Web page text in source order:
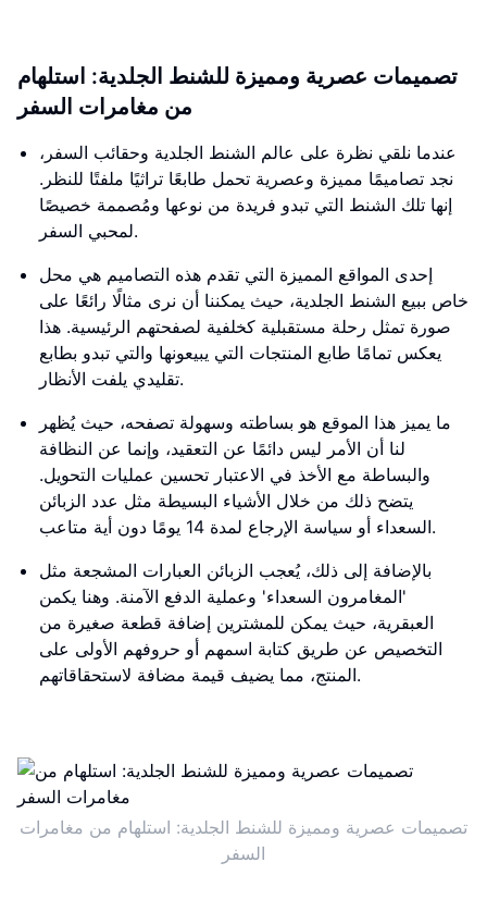
تصميمات عصرية ومميزة للشنط الجلدية: استلهام
من مغامرات السفر
عندما نلقي نظرة على عالم الشنط الجلدية وحقائب السفر،
نجد تصاميمًا مميزة وعصرية تحمل طابعًا تراثيًا ملفتًا للنظر.
إنها تلك الشنط التي تبدو فريدة من نوعها ومُصممة خصيصًا
لمحبي السفر.
إحدى المواقع المميزة التي تقدم هذه التصاميم هي محل
خاص ببيع الشنط الجلدية، حيث يمكننا أن نرى مثالًا رائعًا على
صورة تمثل رحلة مستقبلية كخلفية لصفحتهم الرئيسية. هذا
يعكس تمامًا طابع المنتجات التي يبيعونها والتي تبدو بطابع
تقليدي يلفت الأنظار.
ما يميز هذا الموقع هو بساطته وسهولة تصفحه، حيث يُظهر
لنا أن الأمر ليس دائمًا عن التعقيد، وإنما عن النظافة
والبساطة مع الأخذ في الاعتبار تحسين عمليات التحويل.
يتضح ذلك من خلال الأشياء البسيطة مثل عدد الزبائن
السعداء أو سياسة الإرجاع لمدة 14 يومًا دون أية متاعب.
بالإضافة إلى ذلك، يُعجب الزبائن العبارات المشجعة مثل
'المغامرون السعداء' وعملية الدفع الآمنة. وهنا يكمن
العبقرية، حيث يمكن للمشترين إضافة قطعة صغيرة من
التخصيص عن طريق كتابة اسمهم أو حروفهم الأولى على
المنتج، مما يضيف قيمة مضافة لاستحقاقاتهم.
تصميمات عصرية ومميزة للشنط الجلدية: استلهام من مغامرات
السفر